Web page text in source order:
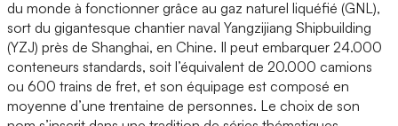
du monde à fonctionner grâce au gaz naturel liquéfié (GNL),
sort du gigantesque chantier naval Yangzijiang Shipbuilding
(YZJ) près de Shanghai, en Chine. Il peut embarquer 24.000
conteneurs standards, soit l’équivalent de 20.000 camions
ou 600 trains de fret, et son équipage est composé en
moyenne d’une trentaine de personnes. Le choix de son